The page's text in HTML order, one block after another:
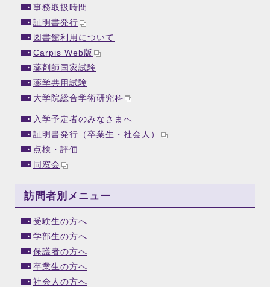
事務取扱時間
証明書発行
図書館利用について
Carpis Web版
薬剤師国家試験
薬学共用試験
大学院総合学術研究科
入学予定者のみなさまへ
証明書発行（卒業生・社会人）
点検・評価
同窓会
訪問者別メニュー
受験生の方へ
学部生の方へ
保護者の方へ
卒業生の方へ
社会人の方へ